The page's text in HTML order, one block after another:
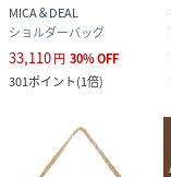
MICA＆DEAL
ショルダーバッグ
33,110円 30%OFF
301ポイント(1倍)